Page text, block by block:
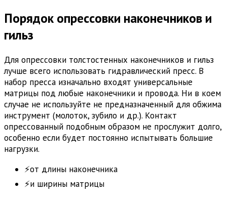
Порядок опрессовки наконечников и
гильз
Для опрессовки толстостенных наконечников и гильз
лучше всего использовать гидравлический пресс. В
набор пресса изначально входят универсальные
матрицы под любые наконечники и провода. Ни в коем
случае не используйте не предназначенный для обжима
инструмент (молоток, зубило и др.). Контакт
опрессованный подобным образом не прослужит долго,
особенно если будет постоянно испытывать большие
нагрузки.
⚡от длины наконечника
⚡и ширины матрицы